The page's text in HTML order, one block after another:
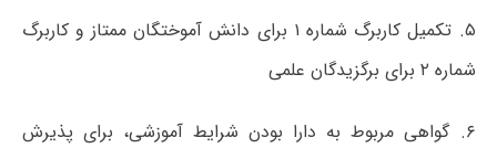
۵. تکمیل کاربرگ شماره ۱ برای دانش آموختگان ممتاز و کاربرگ
شماره ۲ برای برگزیدگان علمی
۶. گواهی مربوط به دارا بودن شرایط آموزشی، برای پذیرش